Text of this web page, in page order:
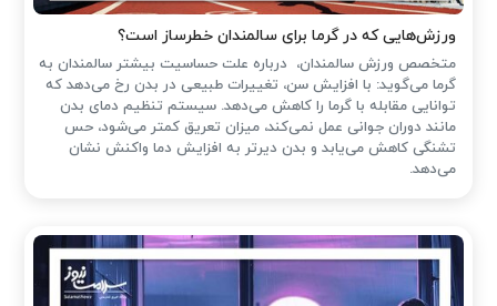
ورزش‌هایی که در گرما برای سالمندان خطرساز است؟
متخصص ورزش سالمندان، درباره علت حساسیت بیشتر سالمندان به
گرما می‌گوید: با افزایش سن، تغییرات طبیعی در بدن رخ می‌دهد که
توانایی مقابله با گرما را کاهش می‌دهد. سیستم تنظیم دمای بدن
مانند دوران جوانی عمل نمی‌کند، میزان تعریق کمتر می‌شود، حس
تشنگی کاهش می‌یابد و بدن دیرتر به افزایش دما واکنش نشان
می‌دهد.